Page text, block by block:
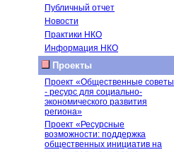
Публичный отчет
Новости
Практики НКО
Информация НКО
Проекты
Проект «Общественные советы
- ресурс для социально-
экономического развития
региона»
Проект «Ресурсные
возможности: поддержка
общественных инициатив на